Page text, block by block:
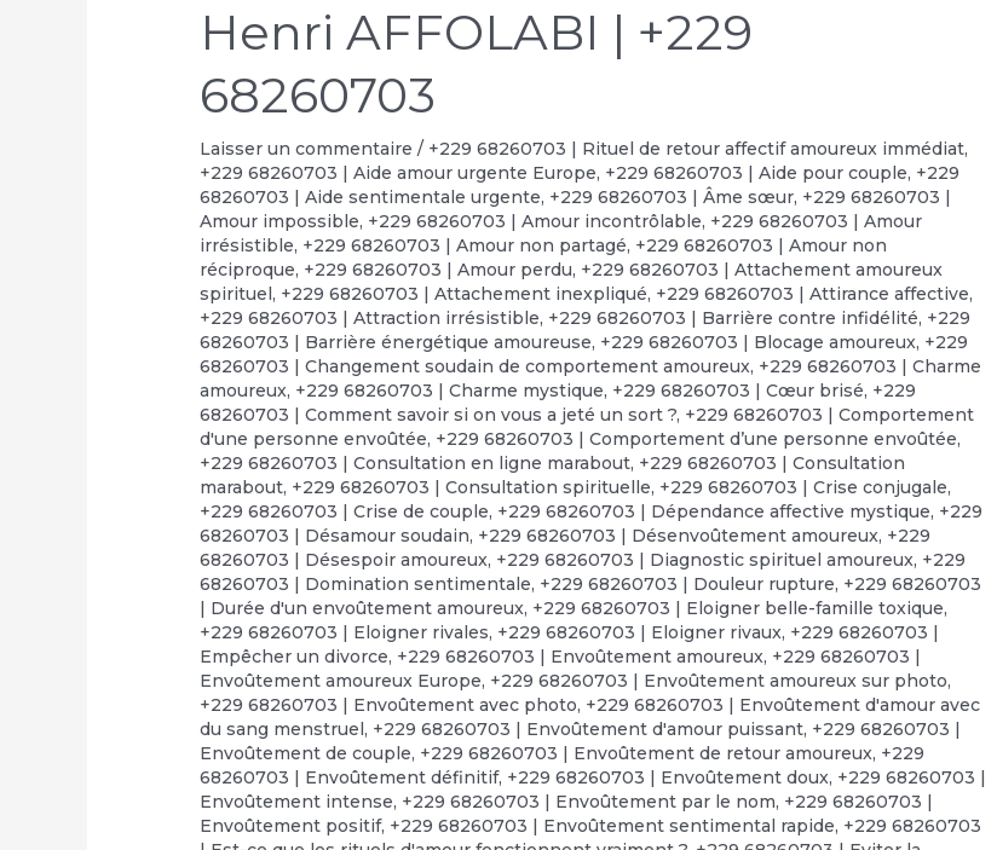
Henri AFFOLABI | +229
68260703
Laisser un commentaire / +229 68260703 | Rituel de retour affectif amoureux immédiat,
+229 68260703 | Aide amour urgente Europe, +229 68260703 | Aide pour couple, +229
68260703 | Aide sentimentale urgente, +229 68260703 | Âme sœur, +229 68260703 |
Amour impossible, +229 68260703 | Amour incontrôlable, +229 68260703 | Amour
irrésistible, +229 68260703 | Amour non partagé, +229 68260703 | Amour non
réciproque, +229 68260703 | Amour perdu, +229 68260703 | Attachement amoureux
spirituel, +229 68260703 | Attachement inexpliqué, +229 68260703 | Attirance affective,
+229 68260703 | Attraction irrésistible, +229 68260703 | Barrière contre infidélité, +229
68260703 | Barrière énergétique amoureuse, +229 68260703 | Blocage amoureux, +229
68260703 | Changement soudain de comportement amoureux, +229 68260703 | Charme
amoureux, +229 68260703 | Charme mystique, +229 68260703 | Cœur brisé, +229
68260703 | Comment savoir si on vous a jeté un sort ?, +229 68260703 | Comportement
d'une personne envoûtée, +229 68260703 | Comportement d’une personne envoûtée,
+229 68260703 | Consultation en ligne marabout, +229 68260703 | Consultation
marabout, +229 68260703 | Consultation spirituelle, +229 68260703 | Crise conjugale,
+229 68260703 | Crise de couple, +229 68260703 | Dépendance affective mystique, +229
68260703 | Désamour soudain, +229 68260703 | Désenvoûtement amoureux, +229
68260703 | Désespoir amoureux, +229 68260703 | Diagnostic spirituel amoureux, +229
68260703 | Domination sentimentale, +229 68260703 | Douleur rupture, +229 68260703
| Durée d'un envoûtement amoureux, +229 68260703 | Eloigner belle-famille toxique,
+229 68260703 | Eloigner rivales, +229 68260703 | Eloigner rivaux, +229 68260703 |
Empêcher un divorce, +229 68260703 | Envoûtement amoureux, +229 68260703 |
Envoûtement amoureux Europe, +229 68260703 | Envoûtement amoureux sur photo,
+229 68260703 | Envoûtement avec photo, +229 68260703 | Envoûtement d'amour avec
du sang menstruel, +229 68260703 | Envoûtement d'amour puissant, +229 68260703 |
Envoûtement de couple, +229 68260703 | Envoûtement de retour amoureux, +229
68260703 | Envoûtement définitif, +229 68260703 | Envoûtement doux, +229 68260703 |
Envoûtement intense, +229 68260703 | Envoûtement par le nom, +229 68260703 |
Envoûtement positif, +229 68260703 | Envoûtement sentimental rapide, +229 68260703